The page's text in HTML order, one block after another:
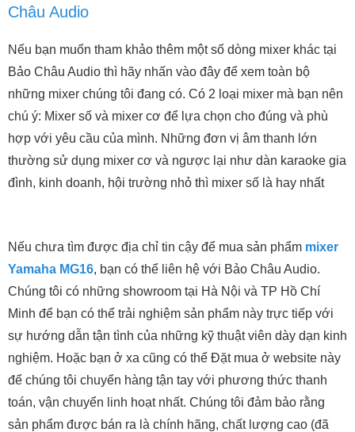
Châu Audio
Nếu bạn muốn tham khảo thêm một số dòng mixer khác tại
Bảo Châu Audio thì hãy nhấn vào đây để xem toàn bộ
những mixer chúng tôi đang có. Có 2 loại mixer mà bạn nên
chú ý: Mixer số và mixer cơ để lựa chọn cho đúng và phù
hợp với yêu cầu của mình. Những đơn vị âm thanh lớn
thường sử dụng mixer cơ và ngược lại như dàn karaoke gia
đình, kinh doanh, hội trường nhỏ thì mixer số là hay nhất
Nếu chưa tìm được địa chỉ tin cậy để mua sản phẩm mixer
Yamaha MG16, bạn có thể liên hệ với Bảo Châu Audio.
Chúng tôi có những showroom tại Hà Nội và TP Hồ Chí
Minh để bạn có thể trải nghiệm sản phẩm này trực tiếp với
sự hướng dẫn tận tình của những kỹ thuật viên dày dạn kinh
nghiệm. Hoặc bạn ở xa cũng có thể Đặt mua ở website này
để chúng tôi chuyển hàng tận tay với phương thức thanh
toán, vận chuyển linh hoạt nhất. Chúng tôi đảm bảo rằng
sản phẩm được bán ra là chính hãng, chất lượng cao (đã